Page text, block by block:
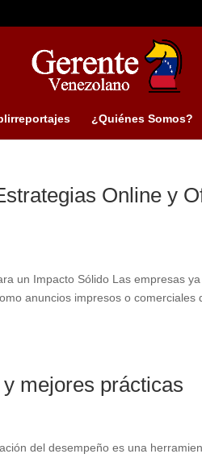
¿Quiénes Somos?
Online y
un Impacto Sólido Las empresas
anuncios impresos o comerciales
mejores prácticas
del desempeño es una